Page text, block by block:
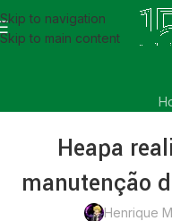
Skip to navigation
Skip to main content
Heapa
manutenção
Henrique